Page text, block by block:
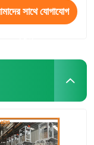
সাথে যোগাযোগ